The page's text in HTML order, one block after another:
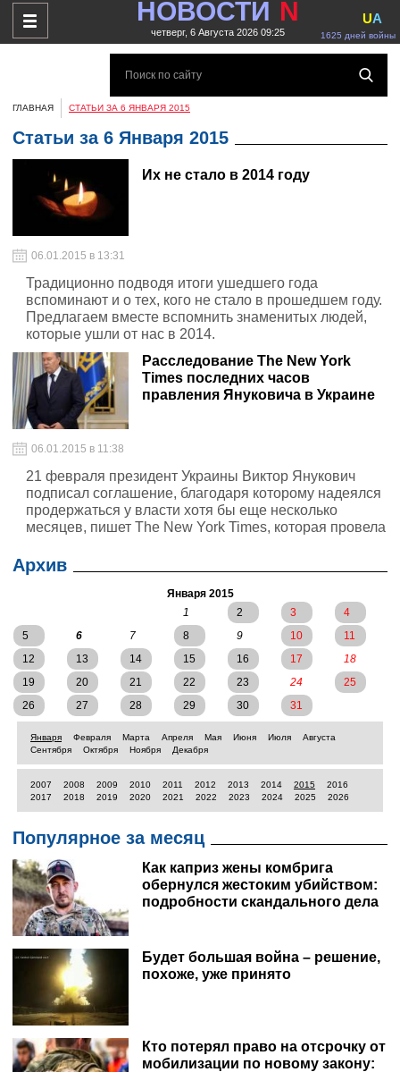
НОВОСТИ N
четверг, 6 Августа 2026 09:25 1625 дней войны
UA
ГЛАВНАЯ СТАТЬИ ЗА 6 ЯНВАРЯ 2015
Статьи за 6 Января 2015
Их не стало в 2014 году
06.01.2015 в 13:31
Традиционно подводя итоги ушедшего года
вспоминают и о тех, кого не стало в прошедшем году.
Предлагаем вместе вспомнить знаменитых людей,
которые ушли от нас в 2014.
Расследование The New York
Times последних часов
правления Януковича в Украине
06.01.2015 в 11:38
21 февраля президент Украины Виктор Янукович
подписал соглашение, благодаря которому надеялся
продержаться у власти хотя бы еще несколько
месяцев, пишет The New York Times, которая провела
Януковича в Украине.
Архив
Января 2015
1
2 3
4
5
6 7 8 9 10
11
12
13 14 15 16 17
18
19
20 21 22 23 24
25
26
27 28 29 30 31
Января Февраля Марта Апреля Мая Июня Июля
Августа
Сентября
Октября Ноября Декабря
2007 2008 2009 2010 2011 2012 2013 2014 2015
2016
2017
2018 2019 2020 2021 2022 2023 2024 2025 2026
Популярное за месяц
Как каприз жены комбрига
обернулся жестоким убийством:
подробности скандального дела
Будет большая война – решение,
похоже, уже принято
Кто потерял право на отсрочку от
мобилизации по новому закону: